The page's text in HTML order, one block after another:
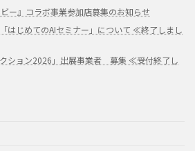
ビー』コラボ事業参加店募集のお知らせ
はじめてのAIセミナー」について ≪終了しまし
ション2026」出展事業者 募集 ≪受付終了し